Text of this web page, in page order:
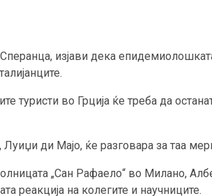
изјави дека
туристи во Грција ќе треба да
ди Мајо, ќе разговара за таа
„Сан Рафаело“ во Милано,
реакција на колегите и научниците.